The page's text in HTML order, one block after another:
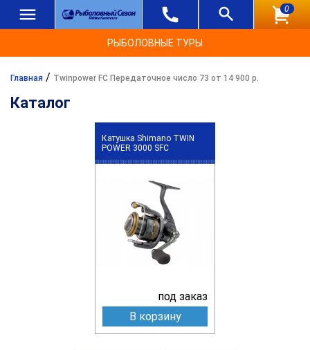
0
РЫБОЛОВНЫЕ ТУРЫ
Главная / Twinpower FC Передаточное число 73 от 14 900 р.
Каталог
Катушка Shimano TWIN
POWER 3000 SFC
под заказ
В корзину